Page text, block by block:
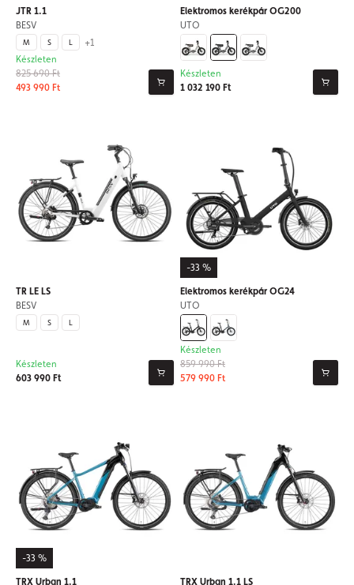
JTR 1.1
BESV
M S L +1
825 690 Ft
493 990 Ft
Készleten
Elektromos kerékpár OG200
UTO
1 032 190 Ft
Készleten
TR LE LS
BESV
M S L
603 990 Ft
Készleten
-33 %
Elektromos kerékpár OG24
UTO
859 990 Ft
579 990 Ft
Készleten
-33 %
TRX Urban 1.1 TRX Urban 1.1 LS